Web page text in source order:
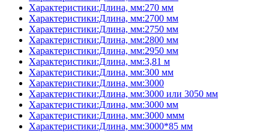
Характеристики:Длина, мм:270 мм
Характеристики:Длина, мм:2700 мм
Характеристики:Длина, мм:2750 мм
Характеристики:Длина, мм:2800 мм
Характеристики:Длина, мм:2950 мм
Характеристики:Длина, мм:3,81 м
Характеристики:Длина, мм:300 мм
Характеристики:Длина, мм:3000
Характеристики:Длина, мм:3000 или 3050 мм
Характеристики:Длина, мм:3000 мм
Характеристики:Длина, мм:3000 ммм
Характеристики:Длина, мм:3000*85 мм